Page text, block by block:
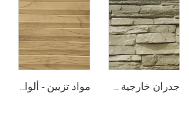
جدران خارجية من الألواح المعدنية 16 مم لوحة معدنية منقوشة زخرفية مقاومة للحريق ألواح ساندويشية من البولي يوريثين مواد تزيين - ألواح جدارية معدنية عازلة ألواح ساندويشية من البولي يوريثين ألواح ساندويشية من البولي يوريثين لتجديد المنازل القديمة